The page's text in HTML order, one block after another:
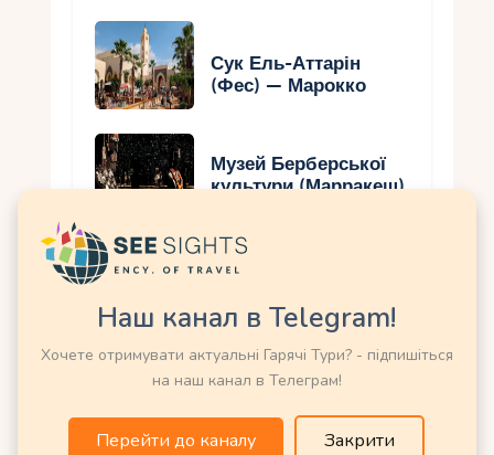
Сук Ель-Аттарін
(Фес) — Марокко
Музей Берберської
культури (Марракеш)
— Марокко
Енциклопедія Курортів та Країн
Наш канал в Telegram!
Хочете отримувати актуальні Гарячі Тури? - підпишіться
на наш канал в Телеграм!
Перейти до каналу Закрити